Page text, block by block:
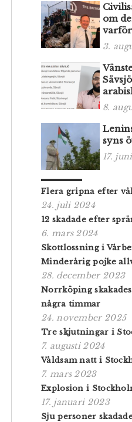
om
3.
8.
syns
17.
Flera gripna efter
24. juli 2024
12 skadade efter
6. mars 2024
Skottlossning i
Minderårig pojke
28. december 2023
Norrköping
några timmar
24. november 2025
Tre skjutningar i
7. augusti 2024
Våldsam natt i
7. mars 2023
Explosion i
17. januari 2023
Sju personer